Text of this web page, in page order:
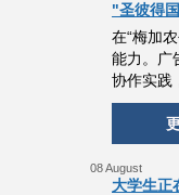
"圣彼得
在“梅加
能力。广
协作实践
08 August
大学生正